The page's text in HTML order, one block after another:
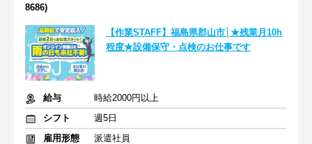
8686)
【作業STAFF】福島県郡山市│★残業月10h
程度★設備保守・点検のお仕事です
給与
時給2000円以上
シフト
週5日
雇用形態
派遣社員